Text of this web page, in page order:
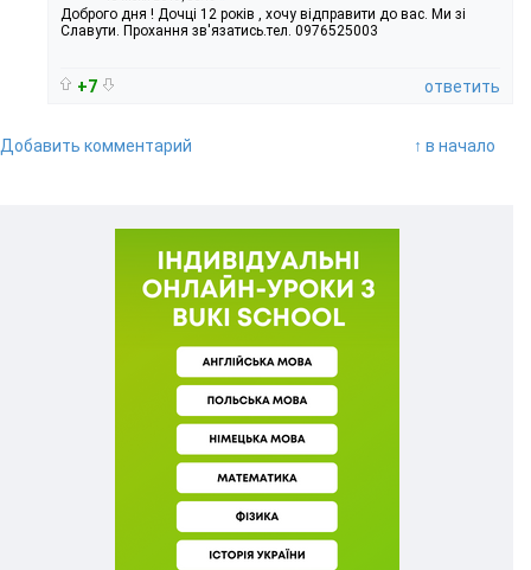
Доброго дня ! Дочці 12 років , хочу відправити до вас. Ми зі
Славути. Прохання зв'язатись.тел. 0976525003
+7 ответить
Добавить комментарий ↑ в начало